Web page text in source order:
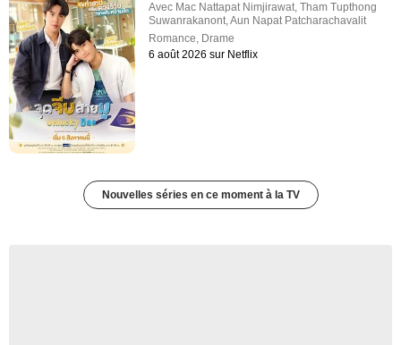
Avec Mac Nattapat Nimjirawat,Tham Tupthong
Suwanrakanont,Aun Napat Patcharachavalit
Romance, Drame
6 août 2026 sur Netflix
Nouvelles séries en ce moment à la TV